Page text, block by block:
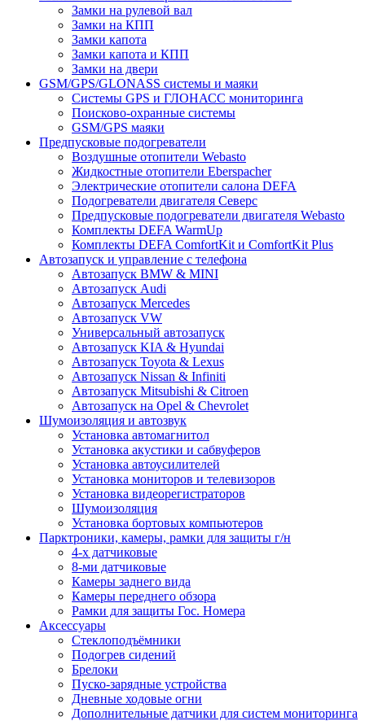
Замки на рулевой вал
Замки на КПП
Замки капота
Замки капота и КПП
Замки на двери
GSM/GPS/GLONASS системы и маяки
Системы GPS и ГЛОНАСС мониторинга
Поисково-охранные системы
GSM/GPS маяки
Предпусковые подогреватели
Воздушные отопители Webasto
Жидкостные отопители Eberspacher
Электрические отопители салона DEFA
Подогреватели двигателя Северс
Предпусковые подогреватели двигателя Webasto
Комплекты DEFA WarmUp
Комплекты DEFA ComfortKit и ComfortKit Plus
Автозапуск и управление с телефона
Автозапуск BMW & MINI
Автозапуск Audi
Автозапуск Mercedes
Автозапуск VW
Универсальный автозапуск
Автозапуск KIA & Hyundai
Автозапуск Toyota & Lexus
Автозапуск Nissan & Infiniti
Автозапуск Mitsubishi & Citroen
Автозапуск на Opel & Chevrolet
Шумоизоляция и автозвук
Установка автомагнитол
Установка акустики и сабвуферов
Установка автоусилителей
Установка мониторов и телевизоров
Установка видеорегистраторов
Шумоизоляция
Установка бортовых компьютеров
Парктроники, камеры, рамки для защиты г/н
4-х датчиковые
8-ми датчиковые
Камеры заднего вида
Камеры переднего обзора
Рамки для защиты Гос. Номера
Аксессуары
Стеклоподъёмники
Подогрев сидений
Брелоки
Пуско-зарядные устройства
Дневные ходовые огни
Дополнительные датчики для систем мониторинга